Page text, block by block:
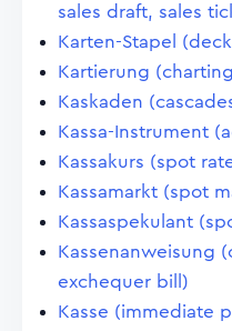
sales draft, sales
Karten-Stapel
Kartierung
Kaskaden
Kassa-Instrument
Kassakurs (spot
Kassamarkt (spot
Kassaspekulant
Kassenanweisung
exchequer bill)
Kasse (immediate